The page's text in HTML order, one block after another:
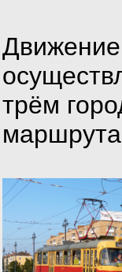
Движение
трём